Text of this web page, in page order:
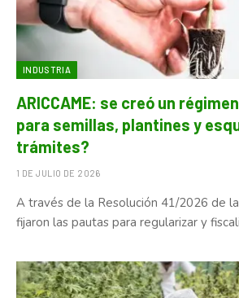
INDUSTRIA
ARICCAME: se creó un
para semillas, plantines y
trámites?
1 DE JULIO DE 2026
A través de la Resolución 41/2026 de
fijaron las pautas para regularizar y